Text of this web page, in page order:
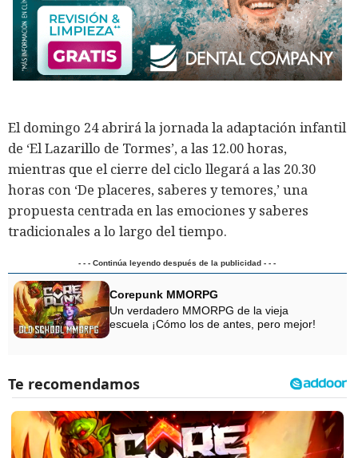
El domingo 24 abrirá la jornada la adaptación infantil
de ‘El Lazarillo de Tormes’, a las 12.00 horas,
mientras que el cierre del ciclo llegará a las 20.30
horas con ‘De placeres, saberes y temores,’ una
propuesta centrada en las emociones y saberes
tradicionales a lo largo del tiempo.
- - - Continúa leyendo después de la publicidad - - -
Corepunk MMORPG
Un verdadero MMORPG de la vieja
escuela ¡Cómo los de antes, pero mejor!